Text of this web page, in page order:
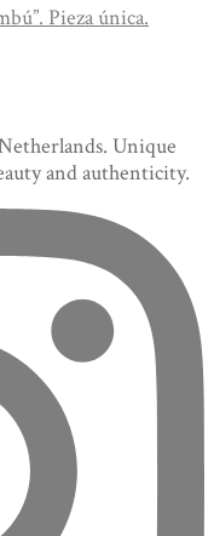
Pieza única.
Unique
and authenticity.